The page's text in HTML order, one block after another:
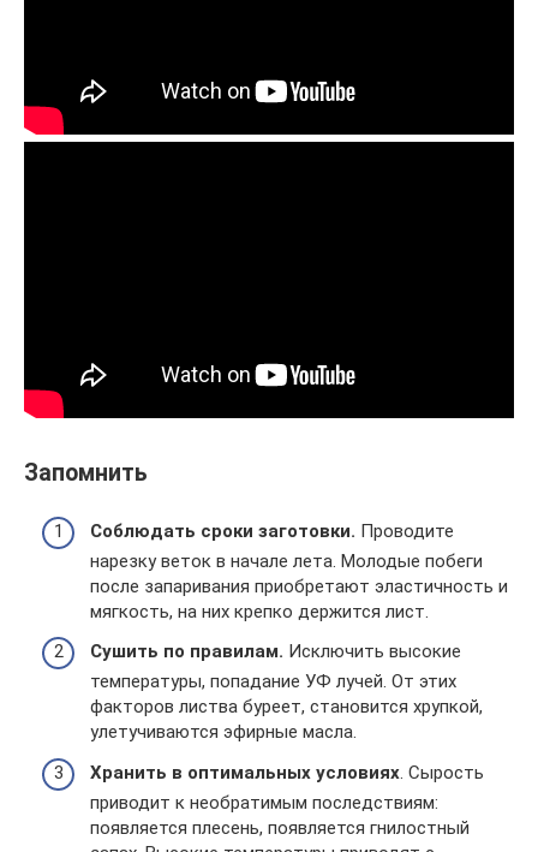
Запомнить
Соблюдать сроки заготовки. Проводите
нарезку веток в начале лета. Молодые побеги
после запаривания приобретают эластичность и
мягкость, на них крепко держится лист.
Сушить по правилам. Исключить высокие
температуры, попадание УФ лучей. От этих
факторов листва буреет, становится хрупкой,
улетучиваются эфирные масла.
Хранить в оптимальных условиях. Сырость
приводит к необратимым последствиям:
появляется плесень, появляется гнилостный